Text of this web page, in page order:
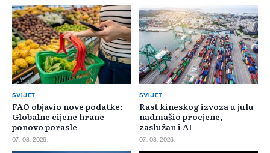
SVIJET
FAO objavio nove podatke:
Globalne cijene hrane
ponovo porasle
07. 08. 2026.
SVIJET
Rast kineskog izvoza u julu
nadmašio procjene,
zaslužan i AI
07. 08. 2026.